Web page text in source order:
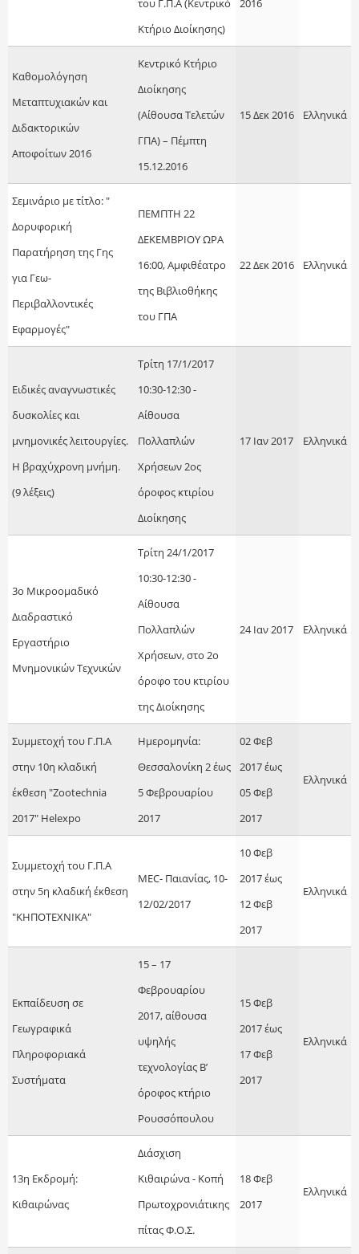
Κτήριο Διοίκησης)
Καθομολόγηση
Μεταπτυχιακών και
Διδακτορικών
Αποφοίτων 2016
Κεντρικό Κτήριο
Διοίκησης
(Αίθουσα Τελετών
ΓΠΑ) – Πέμπτη
15.12.2016
15 Δεκ 2016 Ελληνικά
Σεμινάριο με τίτλο: "
Δορυφορική
Παρατήρηση της Γης
για Γεω-
Περιβαλλοντικές
Εφαρμογές"
ΠΕΜΠΤΗ 22
ΔΕΚΕΜΒΡΙΟΥ ΩΡΑ
16:00, Αμφιθέατρο
της Βιβλιοθήκης
του ΓΠΑ
22 Δεκ 2016 Ελληνικά
Ειδικές αναγνωστικές
δυσκολίες και
μνημονικές λειτουργίες.
Η βραχύχρονη μνήμη.
(9 λέξεις)
Τρίτη 17/1/2017
10:30-12:30 -
Αίθουσα
Πολλαπλών
Χρήσεων 2ος
όροφος κτιρίου
Διοίκησης
17 Ιαν 2017 Ελληνικά
3ο Μικροομαδικό
Διαδραστικό
Εργαστήριο
Μνημονικών Τεχνικών
Τρίτη 24/1/2017
10:30-12:30 -
Αίθουσα
Πολλαπλών
Χρήσεων, στο 2ο
όροφο του κτιρίου
της Διοίκησης
24 Ιαν 2017 Ελληνικά
Συμμετοχή του Γ.Π.Α
στην 10η κλαδική
έκθεση "Zootechnia
2017" Helexpo
Ημερομηνία:
Θεσσαλονίκη 2 έως
5 Φεβρουαρίου
2017
02 Φεβ
2017έως
05 Φεβ
2017
Ελληνικά
Συμμετοχή του Γ.Π.Α
στην 5η κλαδική έκθεση
"ΚΗΠΟΤΕΧΝΙΚΑ"
MEC- Παιανίας, 10-
12/02/2017
10 Φεβ
2017έως
12 Φεβ
2017
Ελληνικά
Εκπαίδευση σε
Γεωγραφικά
Πληροφοριακά
Συστήματα
15 – 17
Φεβρουαρίου
2017, αίθουσα
υψηλής
τεχνολογίας Β’
όροφος κτήριο
Ρουσσόπουλου
15 Φεβ
2017έως
17 Φεβ
2017
Ελληνικά
13η Εκδρομή:
Κιθαιρώνας
Διάσχιση
Κιθαιρώνα - Κοπή
Πρωτοχρονιάτικης
πίτας Φ.Ο.Σ.
18 Φεβ
2017
Ελληνικά